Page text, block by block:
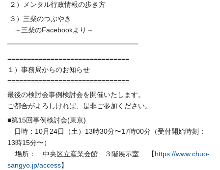
２）メンタル行政情報の歩き方
３）三柴のつぶやき
～三柴のFacebookより～
━━━━━━━━━━━━━━━━━━━
===============================
１）事務局からのお知らせ
===============================
最後の検討会事例検討会を開催いたします。
ご都合がよろしければ、是非ご参加ください。
■第15回事例検討会(東京)
日時：10月24日（土）13時30分〜17時00分（受付開始時刻：
13時15分〜）
場所： 中央区立産業会館 ３階展示室 【https://www.chuo-
sangyo.jp/access】